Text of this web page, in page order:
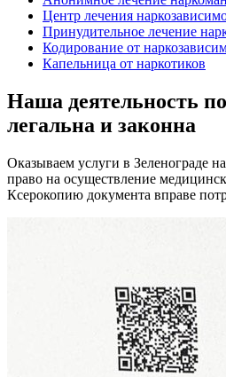
Центр лечения
Принудительное лечение
Кодирование от
Капельница от наркотиков
Наша деятельность
легальна и законна
Оказываем услуги в Зеленограде
право на осуществление
Ксерокопию документа вправе